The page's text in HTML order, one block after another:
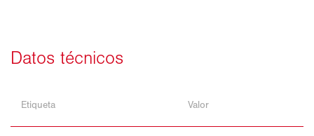
Etiqueta Valor